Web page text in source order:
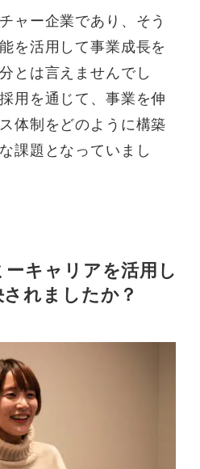
ャー企業であり、そう
を活用して事業成長を
とは言えませんでし
用を通じて、事業を伸
体制をどのように構築
課題となっていまし
キャリアを活用し
れましたか？